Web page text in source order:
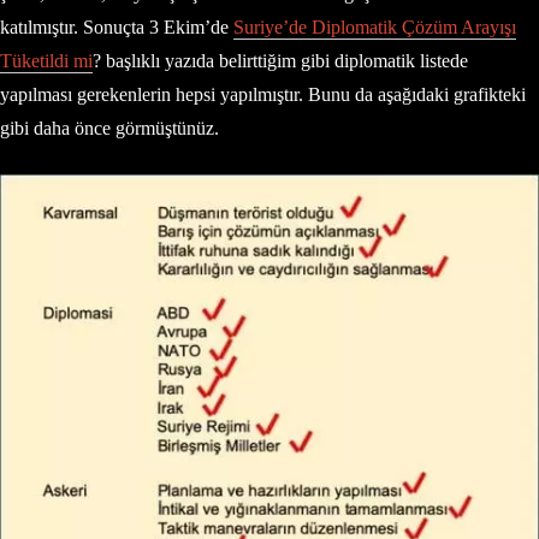
katılmıştır. Sonuçta 3 Ekim’de Suriye’de Diplomatik Çözüm Arayışı
Tüketildi mi? başlıklı yazıda belirttiğim gibi diplomatik listede
yapılması gerekenlerin hepsi yapılmıştır. Bunu da aşağıdaki grafikteki
gibi daha önce görmüştünüz.